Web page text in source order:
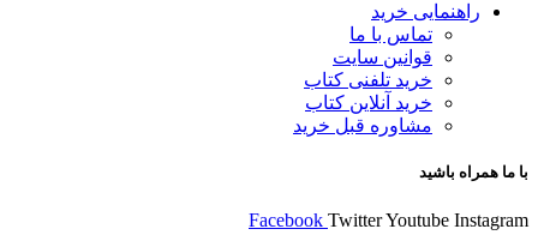
راهنمایی خرید
تماس با ما
قوانین سایت
خرید تلفنی کتاب
خرید آنلاین کتاب
مشاوره قبل خرید
با ما همراه باشید
Facebook TwitterYoutube Instagram